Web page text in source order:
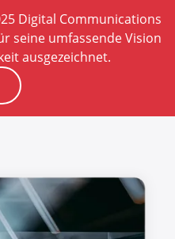
Digital Communications
seine umfassende Vision
ausgezeichnet.